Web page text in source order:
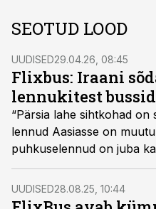
SEOTUD LOOD
UUDISED29.04.26, 08:45
Flixbus: Iraani
lennukitest
“Pärsia lahe sihtkohad on
lennud Aasiasse on
puhkuselennud on juba
Turistid eelistavad
saab reisida odavamalt
Flixbus Ida-Euroopa
UUDISED28.08.25, 10:44